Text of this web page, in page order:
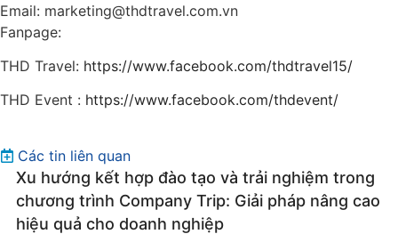
Email: marketing@thdtravel.com.vn
Fanpage:
THD Travel: https://www.facebook.com/thdtravel15/
THD Event : https://www.facebook.com/thdevent/
Các tin liên quan
Xu hướng kết hợp đào tạo và trải nghiệm trong
chương trình Company Trip: Giải pháp nâng cao
hiệu quả cho doanh nghiệp